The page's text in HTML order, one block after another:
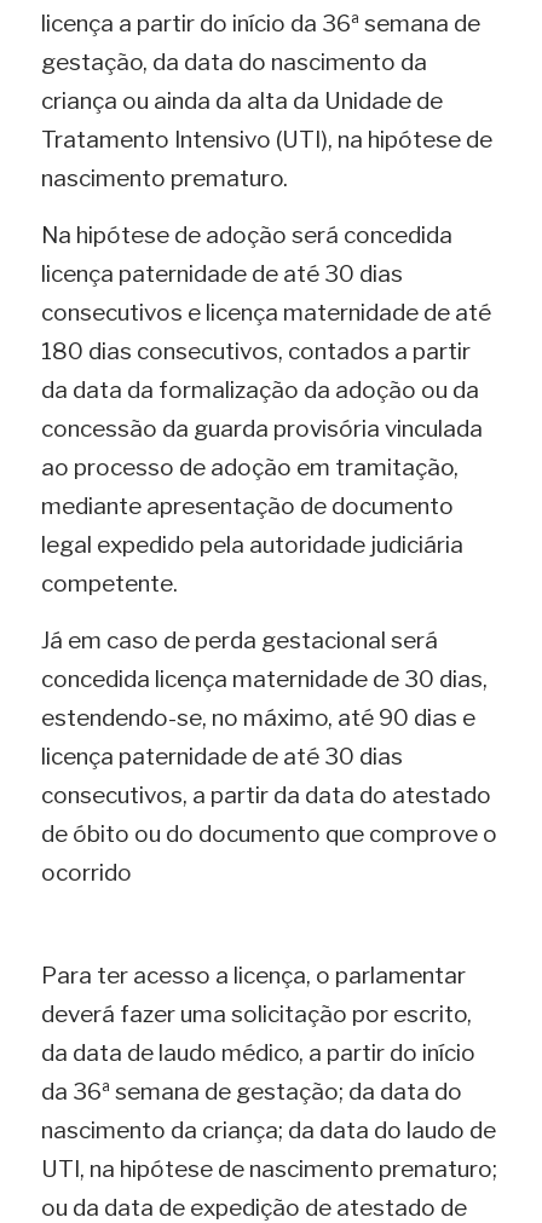
licença a partir do início da 36ª semana de
gestação, da data do nascimento da
criança ou ainda da alta da Unidade de
Tratamento Intensivo (UTI), na hipótese de
nascimento prematuro.
Na hipótese de adoção será concedida
licença paternidade de até 30 dias
consecutivos e licença maternidade de até
180 dias consecutivos, contados a partir
da data da formalização da adoção ou da
concessão da guarda provisória vinculada
ao processo de adoção em tramitação,
mediante apresentação de documento
legal expedido pela autoridade judiciária
competente.
Já em caso de perda gestacional será
concedida licença maternidade de 30 dias,
estendendo-se, no máximo, até 90 dias e
licença paternidade de até 30 dias
consecutivos, a partir da data do atestado
de óbito ou do documento que comprove o
ocorrido
Para ter acesso a licença, o parlamentar
deverá fazer uma solicitação por escrito,
da data de laudo médico, a partir do início
da 36ª semana de gestação; da data do
nascimento da criança; da data do laudo de
UTI, na hipótese de nascimento prematuro;
ou da data de expedição de atestado de